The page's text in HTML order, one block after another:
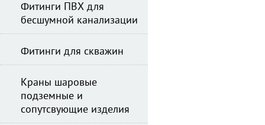
Фитинги ПВХ для
бесшумной канализации
Фитинги для скважин
Краны шаровые
подземные и
сопутсвующие изделия